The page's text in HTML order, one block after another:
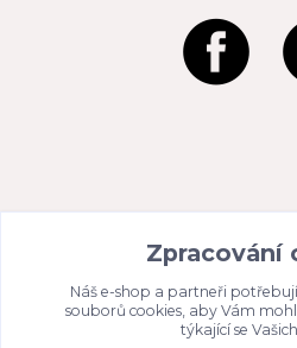
049 80 662
/ DIČ: CZ04980662
info@dizajnvbydleni.cz
940 214 829
Zpracování
Náš e-shop a partneři
souborů cookies, aby Vám
týkající se